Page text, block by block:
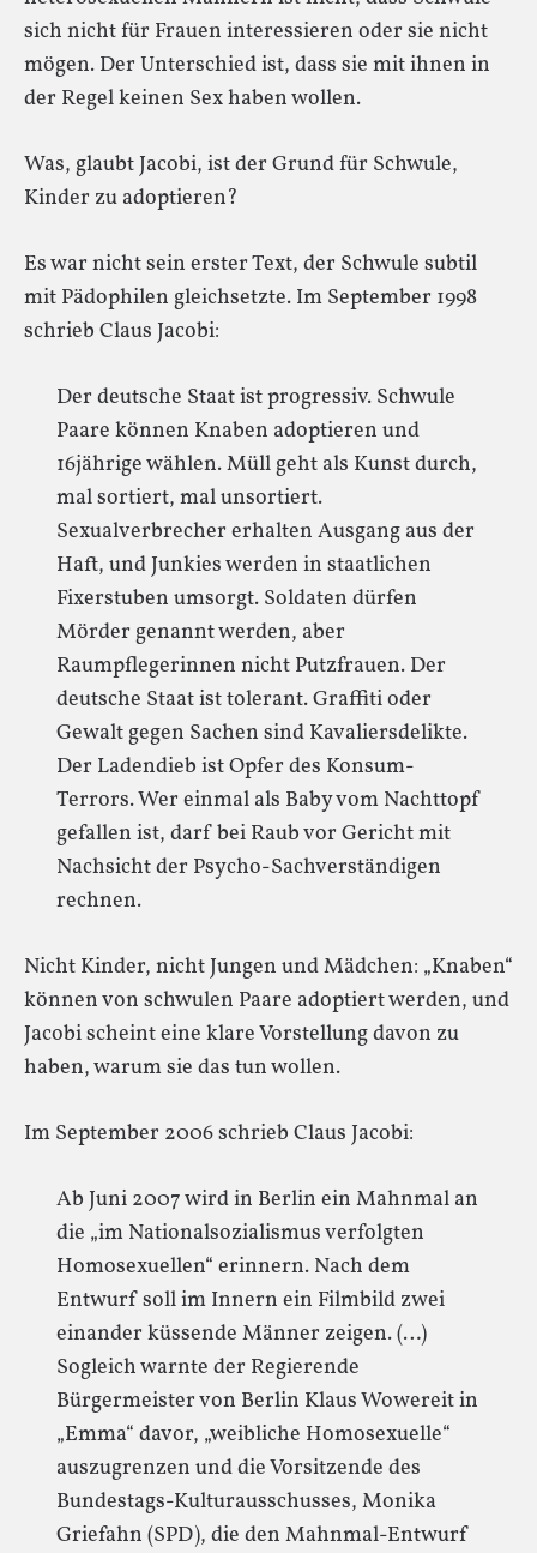
sich nicht für Frauen interessieren oder sie nicht
mögen. Der Unterschied ist, dass sie mit ihnen in
der Regel keinen Sex haben wollen.
Was, glaubt Jacobi, ist der Grund für Schwule,
Kinder zu adoptieren?
Es war nicht sein erster Text, der Schwule subtil
mit Pädophilen gleichsetzte. Im September 1998
schrieb Claus Jacobi:
Der deutsche Staat ist progressiv. Schwule
Paare können Knaben adoptieren und
16jährige wählen. Müll geht als Kunst durch,
mal sortiert, mal unsortiert.
Sexualverbrecher erhalten Ausgang aus der
Haft, und Junkies werden in staatlichen
Fixerstuben umsorgt. Soldaten dürfen
Mörder genannt werden, aber
Raumpflegerinnen nicht Putzfrauen. Der
deutsche Staat ist tolerant. Graffiti oder
Gewalt gegen Sachen sind Kavaliersdelikte.
Der Ladendieb ist Opfer des Konsum-
Terrors. Wer einmal als Baby vom Nachttopf
gefallen ist, darf bei Raub vor Gericht mit
Nachsicht der Psycho-Sachverständigen
rechnen.
Nicht Kinder, nicht Jungen und Mädchen: „Knaben“
können von schwulen Paare adoptiert werden, und
Jacobi scheint eine klare Vorstellung davon zu
haben, warum sie das tun wollen.
Im September 2006 schrieb Claus Jacobi:
Ab Juni 2007 wird in Berlin ein Mahnmal an
die „im Nationalsozialismus verfolgten
Homosexuellen“ erinnern. Nach dem
Entwurf soll im Innern ein Filmbild zwei
einander küssende Männer zeigen. (…)
Sogleich warnte der Regierende
Bürgermeister von Berlin Klaus Wowereit in
„Emma“ davor, „weibliche Homosexuelle“
auszugrenzen und die Vorsitzende des
Bundestags-Kulturausschusses, Monika
Griefahn (SPD), die den Mahnmal-Entwurf